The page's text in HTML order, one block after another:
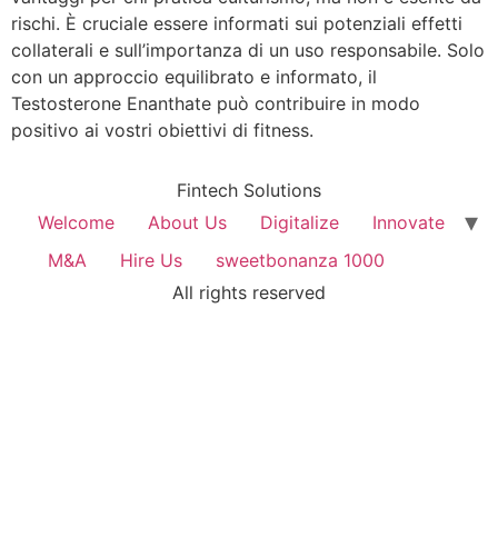
rischi. È cruciale essere informati sui potenziali effetti
collaterali e sull’importanza di un uso responsabile. Solo
con un approccio equilibrato e informato, il
Testosterone Enanthate può contribuire in modo
positivo ai vostri obiettivi di fitness.
Fintech Solutions
Welcome
About Us Digitalize
Innovate
M&A
Hire Us
sweetbonanza 1000
All rights reserved